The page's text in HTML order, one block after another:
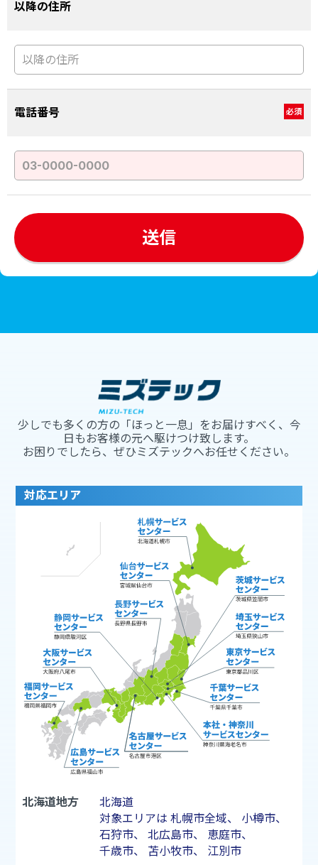
以降の住所
電話番号 必須
少しでも多くの方の「ほっと一息」をお届けすべく、今
日もお客様の元へ駆けつけ致します。
お困りでしたら、ぜひミズテックへお任せください。
対応エリア
北海道地方
北海道
対象エリアは 札幌市全域、 小樽市、
石狩市、 北広島市、 恵庭市、
千歳市、 苫小牧市、 江別市